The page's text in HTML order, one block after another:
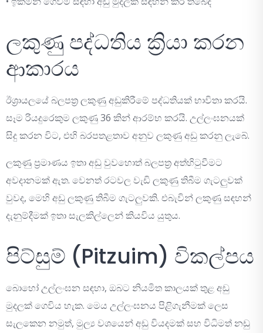
ලකුණු පද්ධතිය ක්‍රියා කරන
ආකාරය
ඊශ්‍රායලයේ බලපත්‍ර ලකුණු අඩුකිරීමේ පද්ධතියක් භාවිතා කරයි.
සෑම රියදුරෙකුම ලකුණු 36 කින් ආරම්භ කරයි. උල්ලංඝනයක්
සිදු කරන විට, එහි බරපතළතාව අනුව ලකුණු අඩු කරනු ලැබේ.
ලකුණු ප්‍රමාණය ඉතා අඩු වුවහොත් බලපත්‍ර අත්හිටුවීමට
අවදානමක් ඇත. වෙනත් රටවල වැඩි ලකුණු තිබීම ගැටලුවක්
වුවද, මෙහි අඩු ලකුණු තිබීම ගැටලුවකි. එබැවින් ලකුණු සඳහන්
දැනුම්දීමක් ඉතා සැලකිල්ලෙන් කියවිය යුතුය.
පිට්සුම් (Pitzuim) විකල්පය
බොහෝ උල්ලංඝන සඳහා, ඔබට නියමිත කාලයක් තුළ අඩු
මුදලක් ගෙවිය හැක. මෙය උල්ලංඝනය පිළිගැනීමක් ලෙස
සැලකෙන නමුත්, මුල්‍ය වශයෙන් අඩු වියදමක් සහ විධිමත් නඩු